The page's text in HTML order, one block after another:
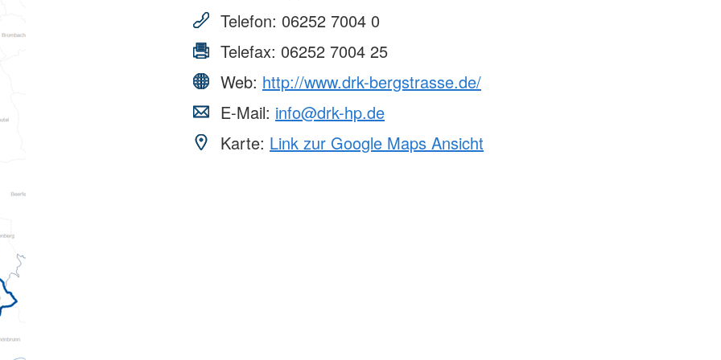
Pflichtfortbildung für
Notfallsanitäter/innen (FB24)
Telefon: 06252 7004 0
Telefax: 06252 7004 25
Web: http://www.drk-bergstrasse.de/
E-Mail: info@drk-hp.de
Karte: Link zur Google Maps Ansicht